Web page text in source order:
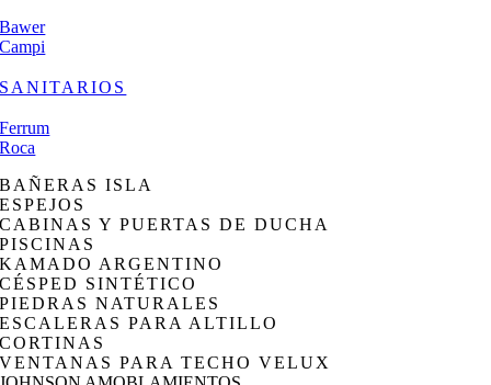
Bawer
Campi
SANITARIOS
Ferrum
Roca
BAÑERAS ISLA
ESPEJOS
CABINAS Y PUERTAS DE DUCHA
PISCINAS
KAMADO ARGENTINO
CÉSPED SINTÉTICO
PIEDRAS NATURALES
ESCALERAS PARA ALTILLO
CORTINAS
VENTANAS PARA TECHO VELUX